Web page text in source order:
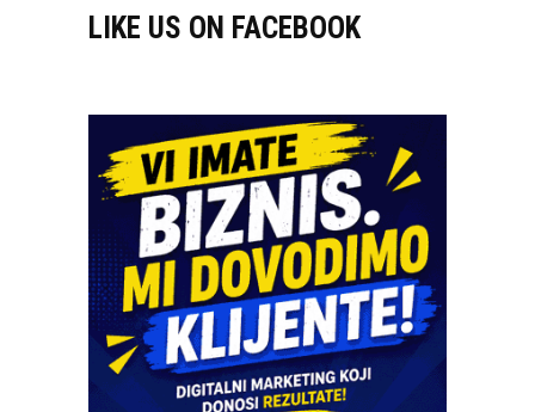
LIKE US ON FACEBOOK